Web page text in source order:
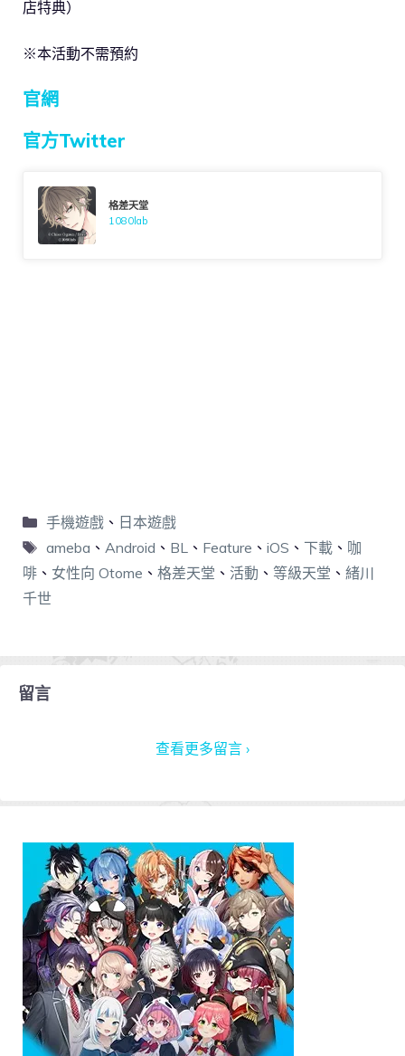
店特典）
※本活動不需預約
官網
官方Twitter
格差天堂
1080lab
手機遊戲、 日本遊戲
ameba 、 Android 、 BL 、 Feature 、 iOS 、 下載、 咖
啡 、 女性向 Otome 、 格差天堂 、 活動 、 等級天堂 、 緒川
千世
留言
查看更多留言 ›